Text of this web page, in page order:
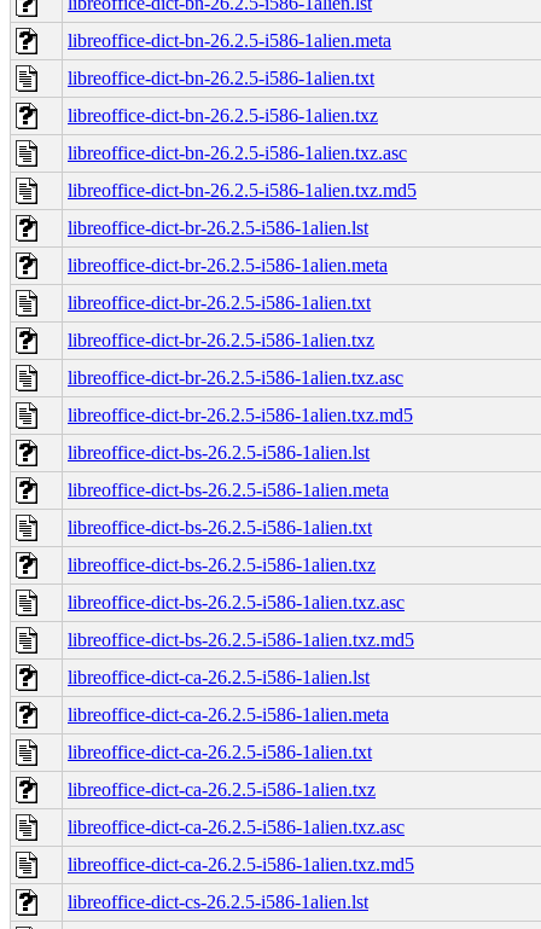
libreoffice-dict-bn-26.2.5-i586-1alien.meta
libreoffice-dict-bn-26.2.5-i586-1alien.txt
libreoffice-dict-bn-26.2.5-i586-1alien.txz
libreoffice-dict-bn-26.2.5-i586-1alien.txz.asc
libreoffice-dict-bn-26.2.5-i586-1alien.txz.md5
libreoffice-dict-br-26.2.5-i586-1alien.lst
libreoffice-dict-br-26.2.5-i586-1alien.meta
libreoffice-dict-br-26.2.5-i586-1alien.txt
libreoffice-dict-br-26.2.5-i586-1alien.txz
libreoffice-dict-br-26.2.5-i586-1alien.txz.asc
libreoffice-dict-br-26.2.5-i586-1alien.txz.md5
libreoffice-dict-bs-26.2.5-i586-1alien.lst
libreoffice-dict-bs-26.2.5-i586-1alien.meta
libreoffice-dict-bs-26.2.5-i586-1alien.txt
libreoffice-dict-bs-26.2.5-i586-1alien.txz
libreoffice-dict-bs-26.2.5-i586-1alien.txz.asc
libreoffice-dict-bs-26.2.5-i586-1alien.txz.md5
libreoffice-dict-ca-26.2.5-i586-1alien.lst
libreoffice-dict-ca-26.2.5-i586-1alien.meta
libreoffice-dict-ca-26.2.5-i586-1alien.txt
libreoffice-dict-ca-26.2.5-i586-1alien.txz
libreoffice-dict-ca-26.2.5-i586-1alien.txz.asc
libreoffice-dict-ca-26.2.5-i586-1alien.txz.md5
libreoffice-dict-cs-26.2.5-i586-1alien.lst